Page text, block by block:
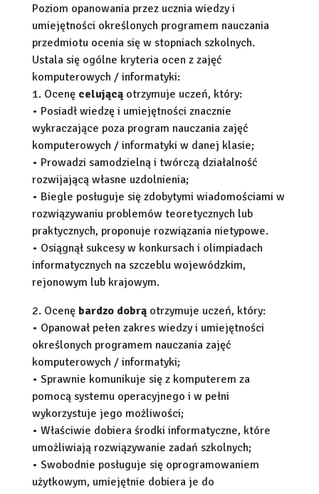
Poziom opanowania przez ucznia wiedzy i
umiejętności określonych programem nauczania
przedmiotu ocenia się w stopniach szkolnych.
Ustala się ogólne kryteria ocen z zajęć
komputerowych / informatyki:
1. Ocenę celującą otrzymuje uczeń, który:
• Posiadł wiedzę i umiejętności znacznie
wykraczające poza program nauczania zajęć
komputerowych / informatyki w danej klasie;
• Prowadzi samodzielną i twórczą działalność
rozwijającą własne uzdolnienia;
• Biegle posługuje się zdobytymi wiadomościami w
rozwiązywaniu problemów teoretycznych lub
praktycznych, proponuje rozwiązania nietypowe.
• Osiągnął sukcesy w konkursach i olimpiadach
informatycznych na szczeblu wojewódzkim,
rejonowym lub krajowym.
2. Ocenę bardzo dobrą otrzymuje uczeń, który:
• Opanował pełen zakres wiedzy i umiejętności
określonych programem nauczania zajęć
komputerowych / informatyki;
• Sprawnie komunikuje się z komputerem za
pomocą systemu operacyjnego i w pełni
wykorzystuje jego możliwości;
• Właściwie dobiera środki informatyczne, które
umożliwiają rozwiązywanie zadań szkolnych;
• Swobodnie posługuje się oprogramowaniem
użytkowym, umiejętnie dobiera je do